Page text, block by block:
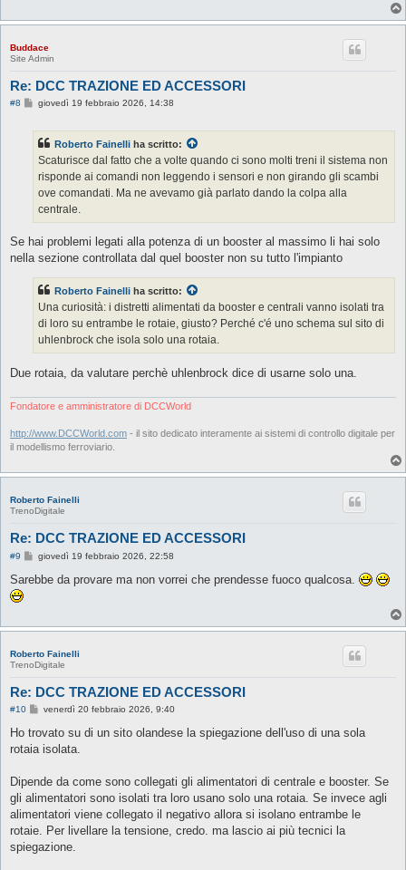
Buddace
Site Admin
Re: DCC TRAZIONE ED ACCESSORI
#8
M
a
g
g
o
giovedì 19 febbraio 2026, 14:38
Roberto Fainelli ha scritto:
Scaturisce dal fatto che a volte quando ci sono molti treni il sistema non
risponde ai comandi non leggendo i sensori e non girando gli scambi
ove comandati. Ma ne avevamo già parlato dando la colpa alla
centrale.
Se hai problemi legati alla potenza di un booster al massimo li hai solo
nella sezione controllata dal quel booster non su tutto l'impianto
Roberto Fainelli ha scritto:
Una curiosità: i distretti alimentati da booster e centrali vanno isolati tra
di loro su entrambe le rotaie, giusto? Perché c'é uno schema sul sito di
uhlenbrock che isola solo una rotaia.
Due rotaia, da valutare perchè uhlenbrock dice di usarne solo una.
Fondatore e amministratore di DCCWorld
http://www.DCCWorld.com - il sito dedicato interamente ai sistemi di controllo digitale per
il modellismo ferroviario.
Roberto Fainelli
TrenoDigitale
Re: DCC TRAZIONE ED ACCESSORI
#9
M
s
i
giovedì 19 febbraio 2026, 22:58
Sarebbe da provare ma non vorrei che prendesse fuoco qualcosa.
Roberto Fainelli
TrenoDigitale
Re: DCC TRAZIONE ED ACCESSORI
#10
M
s
a
i
o
venerdì 20 febbraio 2026, 9:40
Ho trovato su di un sito olandese la spiegazione dell'uso di una sola
rotaia isolata.
Dipende da come sono collegati gli alimentatori di centrale e booster. Se
gli alimentatori sono isolati tra loro usano solo una rotaia. Se invece agli
alimentatori viene collegato il negativo allora si isolano entrambe le
rotaie. Per livellare la tensione, credo. ma lascio ai più tecnici la
spiegazione.